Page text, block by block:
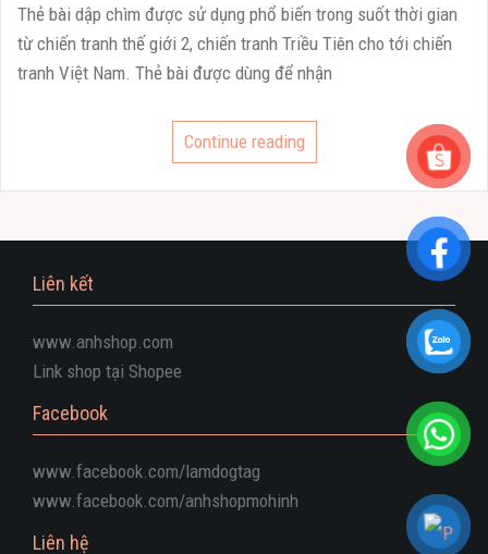
Thẻ bài dập chìm được sử dụng phổ biến trong suốt thời gian
từ chiến tranh thế giới 2, chiến tranh Triều Tiên cho tới chiến
tranh Việt Nam. Thẻ bài được dùng để nhận
Continue reading
Liên kết
www.anhshop.com
Link shop tại Shopee
Facebook
www.facebook.com/lamdogtag
www.facebook.com/anhshopmohinh
Liên hệ